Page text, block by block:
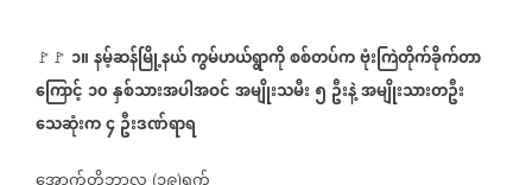
🚩🚩 ⁨⁨⁨⁨⁨⁨⁨⁨⁨⁨⁨⁨⁨ ၁။နမ့်ဆန်မြို့နယ်ကွမ်ဟယ်ရွာကိုစစ်တပ်ကဗုံးကြဲတိုက်ခိုက်တာ
ကြောင့်၁၀နှစ်သားအပါအဝင်အမျိုးသမီး ၅ ဦးနဲ့အမျိုးသားတဦး
သေဆုံးက၄ဦးဒဏ်ရာရ
( )